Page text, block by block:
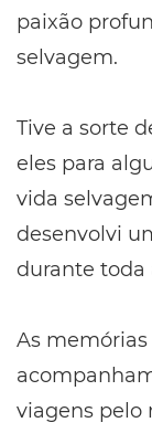
paixão
selvagem.
Tive a sorte
eles para
vida
desenvolvi
durante toda
As memórias
viagens pelo